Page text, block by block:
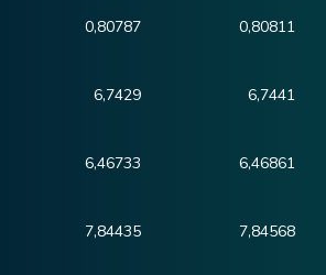
0,80787 0,80811
6,7429 6,7441
6,46733 6,46861
7,84435 7,84568